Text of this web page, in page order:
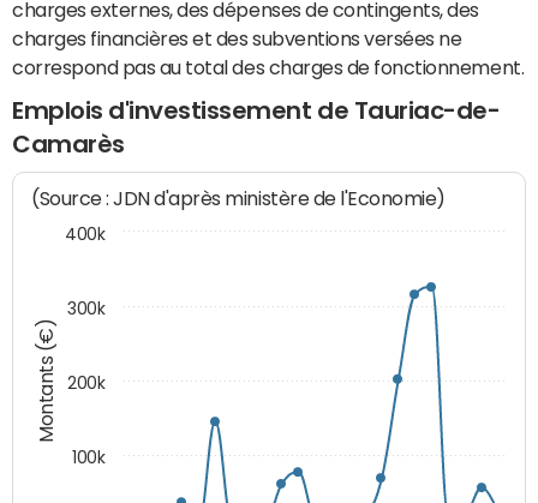
charges externes, des dépenses de contingents, des
charges financières et des subventions versées ne
correspond pas au total des charges de fonctionnement.
Emplois d'investissement de Tauriac-de-
Camarès
Montants (€)
(Source : JDN d'après ministère de l'Economie)
100k
200k
300k
400k